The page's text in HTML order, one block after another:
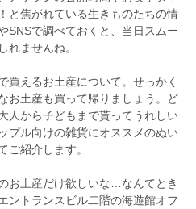
と焦がれている生きものたちの情
SNSで調べておくと、当日スムー
れませんね。
買えるお土産について。せっかく
お土産も買って帰りましょう。ど
人から子どもまで貰ってうれしい
プル向けの雑貨にオススメのぬい
ご紹介します。
お土産だけ欲しいな…なんてとき
ントランスビル二階の海遊館オフ